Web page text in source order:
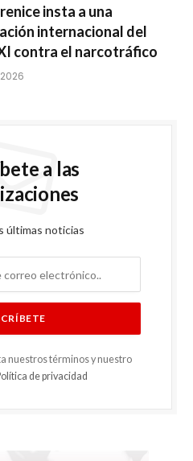
insta a una
internacional del
contra el narcotráfico
a las
últimas noticias
nuestros términos y nuestro
de privacidad